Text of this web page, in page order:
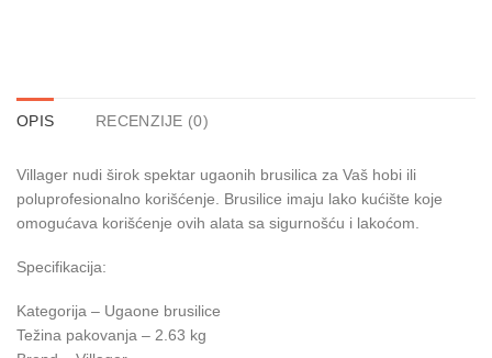
OPIS RECENZIJE (0)
Villager nudi širok spektar ugaonih brusilica za Vaš hobi ili
poluprofesionalno korišćenje. Brusilice imaju lako kućište koje
omogućava korišćenje ovih alata sa sigurnošću i lakoćom.
Specifikacija:
Kategorija – Ugaone brusilice
Težina pakovanja – 2.63 kg